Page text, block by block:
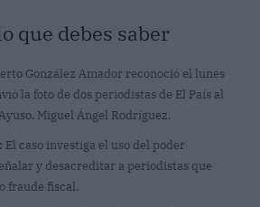
que debes saber
González Amador reconoció el lunes
la foto de dos periodistas de El País al
Miguel Ángel Rodríguez.
El caso investiga el uso del poder
y desacreditar a periodistas que
fraude fiscal.